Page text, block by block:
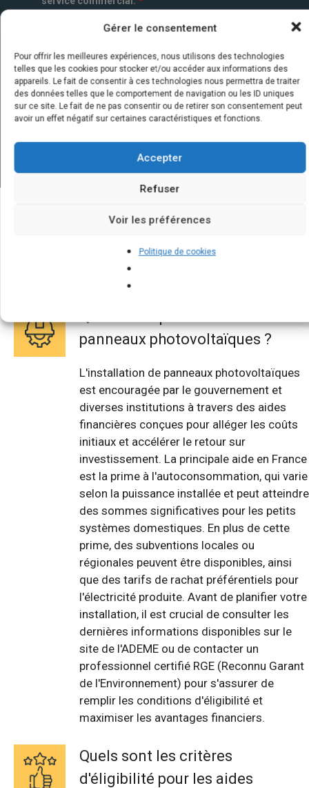
Gérer le consentement
Pour offrir les meilleures expériences, nous utilisons des technologies
telles que les cookies pour stocker et/ou accéder aux informations des
appareils. Le fait de consentir à ces technologies nous permettra de traiter
des données telles que le comportement de navigation ou les ID uniques
sur ce site. Le fait de ne pas consentir ou de retirer son consentement peut
avoir un effet négatif sur certaines caractéristiques et fonctions.
Accepter
Refuser
Voir les préférences
Politique de cookies
Quelques infos sur nos centrales
solaires : questions et réponses
panneaux photovoltaïques ?
L'installation de panneaux photovoltaïques
est encouragée par le gouvernement et
diverses institutions à travers des aides
financières conçues pour alléger les coûts
initiaux et accélérer le retour sur
investissement. La principale aide en France
est la prime à l'autoconsommation, qui varie
selon la puissance installée et peut atteindre
des sommes significatives pour les petits
systèmes domestiques. En plus de cette
prime, des subventions locales ou
régionales peuvent être disponibles, ainsi
que des tarifs de rachat préférentiels pour
l'électricité produite. Avant de planifier votre
installation, il est crucial de consulter les
dernières informations disponibles sur le
site de l'ADEME ou de contacter un
professionnel certifié RGE (Reconnu Garant
de l'Environnement) pour s'assurer de
remplir les conditions d'éligibilité et
maximiser les avantages financiers.
Quels sont les critères
d'éligibilité pour les aides